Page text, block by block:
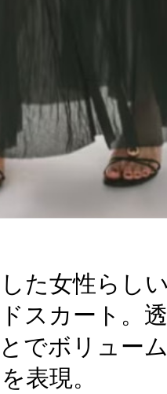
た女性らし
スカート。
でボリュー
表現。